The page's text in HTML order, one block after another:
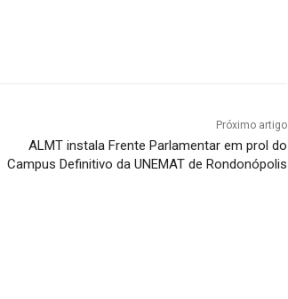
Próximo artigo
ALMT instala Frente Parlamentar em prol do
Campus Definitivo da UNEMAT de Rondonópolis